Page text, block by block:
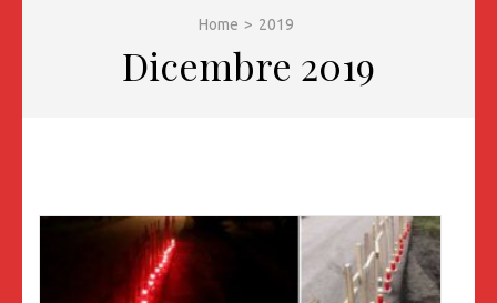
Home > 2019
Dicembre 2019